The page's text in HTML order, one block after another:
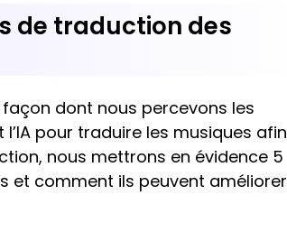
de traduction des
dont nous percevons les
pour traduire les musiques afin
nous mettrons en évidence 5
et comment ils peuvent améliorer